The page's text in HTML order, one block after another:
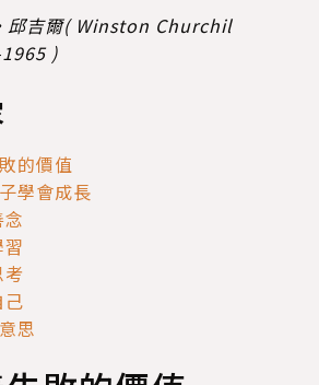
邱吉爾( Winston Churchil
)
的價值
學會成長
考
己
思